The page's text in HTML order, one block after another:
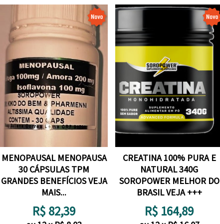
MENOPAUSAL MENOPAUSA
30 CÁPSULAS TPM
GRANDES BENEFÍCIOS VEJA
MAIS...
R$ 82,39
CREATINA 100% PURA E
NATURAL 340G
SOROPOWER MELHOR DO
BRASIL VEJA +++
R$ 164,89